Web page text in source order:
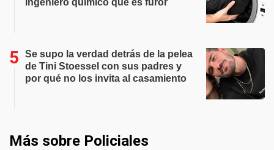
ingeniero químico que es furor
Se supo la verdad detrás de la pelea
de Tini Stoessel con sus padres y
por qué no los invita al casamiento
Más sobre Policiales